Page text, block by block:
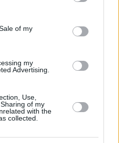
and its third-party tags to
purposes in below Google
of my
my
Advertising.
Use,
of my
with the
collected.
μου
2